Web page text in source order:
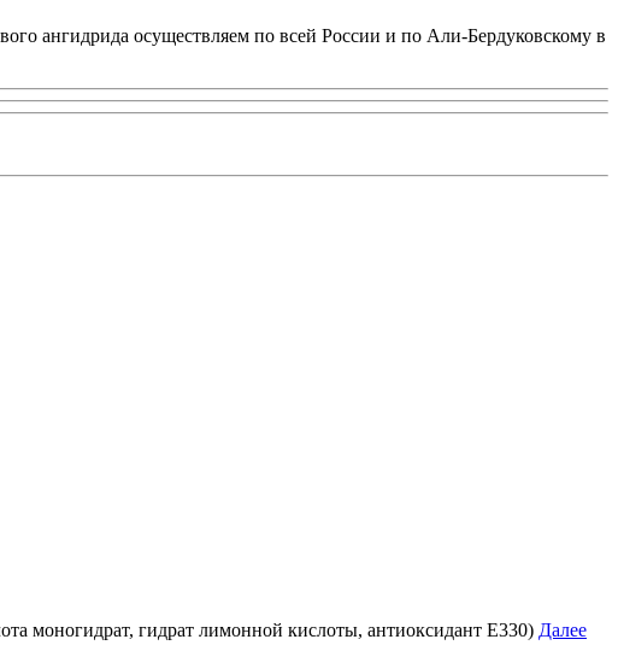
ангидрида осуществляем по всей России и по Али-Бердуковскому в
моногидрат, гидрат лимонной кислоты, антиоксидант E330) Далее